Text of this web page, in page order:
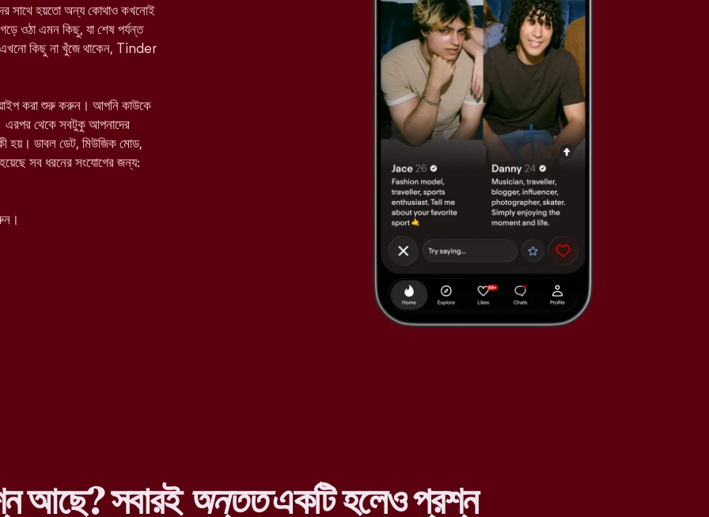
সাথে হয়তো অন্য কোথাও কখনোই
ওঠা এমন কিছু, যা শেষ পর্যন্ত
এখনো কিছু না খুঁজে থাকেন, Tinder
করা শুরু করুন। আপনি কাউকে
এরপর থেকে সবটুকু আপনাদের
হয়। ডাবল ডেট, মিউজিক মোড,
সব ধরনের সংযোগের জন্য:
আছে? সবারইঅন্ততএকটি হলেও প্রশ্ন